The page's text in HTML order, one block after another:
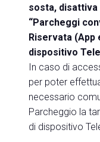
sosta,
“Parcheggi
Riservata (App
dispositivo
In caso di
per poter
necessario
Parcheggio la
di dispositivo